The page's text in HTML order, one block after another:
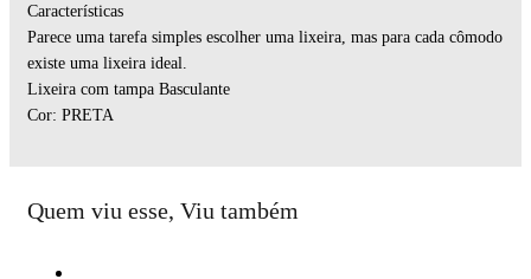
Características
Parece uma tarefa simples escolher uma lixeira, mas para cada cômodo
existe uma lixeira ideal.
Lixeira com tampa Basculante
Cor: PRETA
Quem viu esse, Viu também